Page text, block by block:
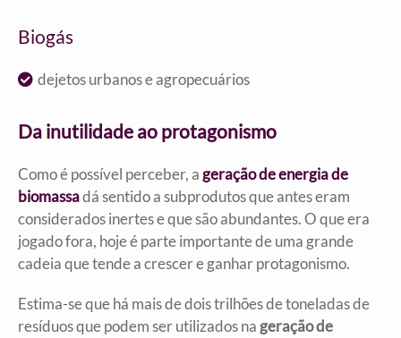
Biogás
dejetos urbanos e agropecuários
Da inutilidade ao protagonismo
Como é possível perceber, a geração de energia de
biomassadá sentido a subprodutos que antes eram
considerados inertes e que são abundantes. O que era
jogado fora, hoje é parte importante de uma grande
cadeia que tende a crescer e ganhar protagonismo.
Estima-se que há mais de dois trilhões de toneladas de
resíduos que podem ser utilizados na geração de